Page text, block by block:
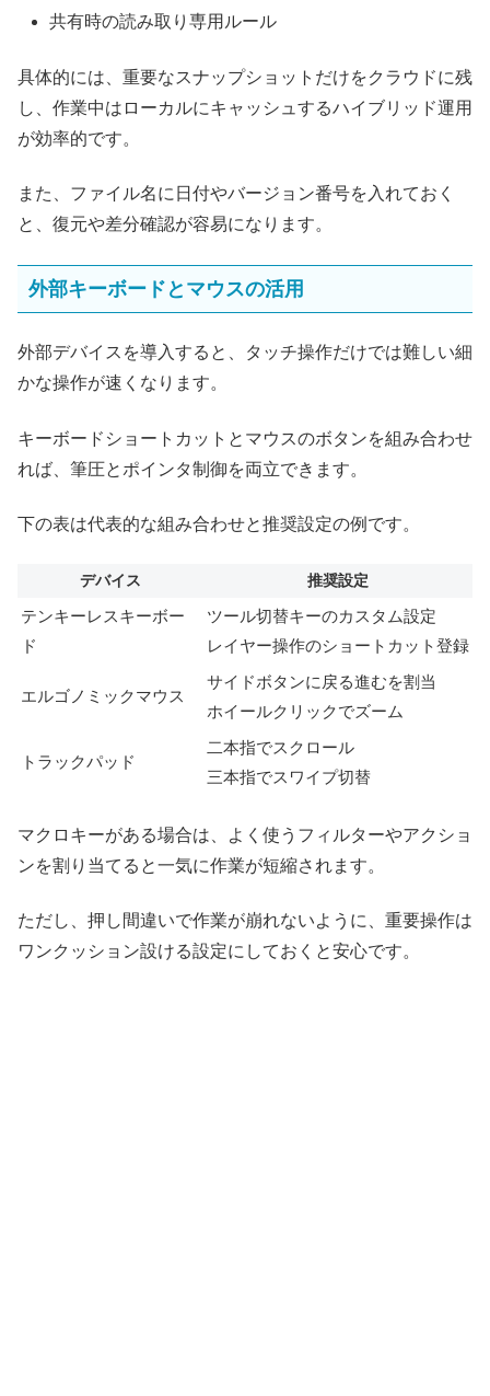
共有時の読み取り専用ルール
具体的には、重要なスナップショットだけをクラウドに残
し、作業中はローカルにキャッシュするハイブリッド運用
が効率的です。
また、ファイル名に日付やバージョン番号を入れておく
と、復元や差分確認が容易になります。
外部キーボードとマウスの活用
外部デバイスを導入すると、タッチ操作だけでは難しい細
かな操作が速くなります。
キーボードショートカットとマウスのボタンを組み合わせ
れば、筆圧とポインタ制御を両立できます。
下の表は代表的な組み合わせと推奨設定の例です。
デバイス 推奨設定
テンキーレスキーボー
ド
ツール切替キーのカスタム設定
レイヤー操作のショートカット登録
エルゴノミックマウス
サイドボタンに戻る進むを割当
ホイールクリックでズーム
トラックパッド
二本指でスクロール
三本指でスワイプ切替
マクロキーがある場合は、よく使うフィルターやアクショ
ンを割り当てると一気に作業が短縮されます。
ただし、押し間違いで作業が崩れないように、重要操作は
ワンクッション設ける設定にしておくと安心です。